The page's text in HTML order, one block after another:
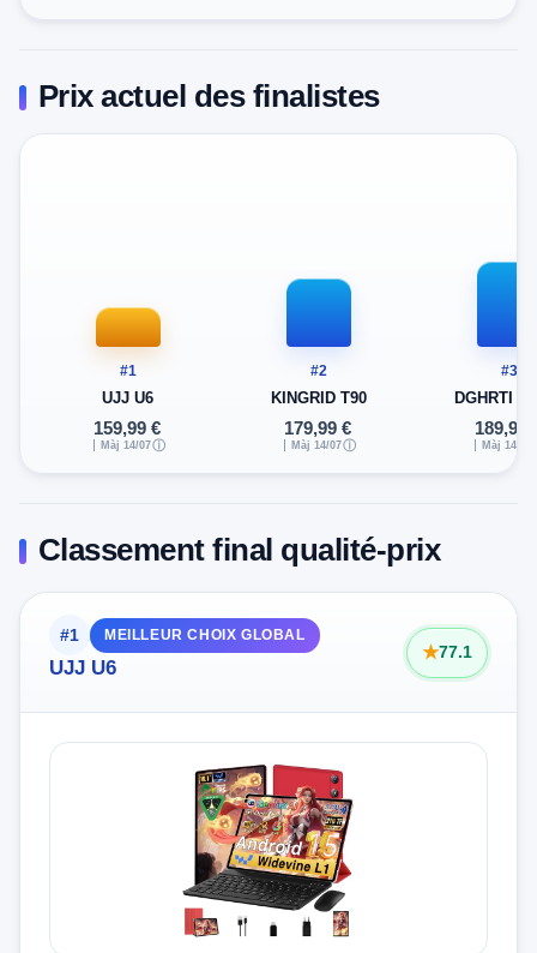
Prix actuel des finalistes
#1
UJJ U6
159,99 €
Màj 14/07ⓘ
#2
KINGRID T90
179,99 €
Màj 14/07ⓘ
#3
DGHRTI
189,99
Màj 14/07
Classement final qualité-prix
#1 MEILLEUR CHOIX GLOBAL
UJJ U6
77.1